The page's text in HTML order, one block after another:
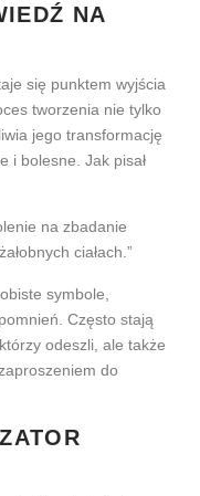
NA
się punktem wyjścia
tworzenia nie tylko
jego transformację
i bolesne. Jak pisał
na zbadanie
ciałach.”
symbole,
Często stają
odeszli, ale także
do